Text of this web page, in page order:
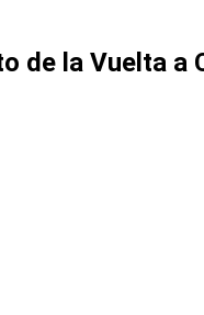
de la Vuelta a